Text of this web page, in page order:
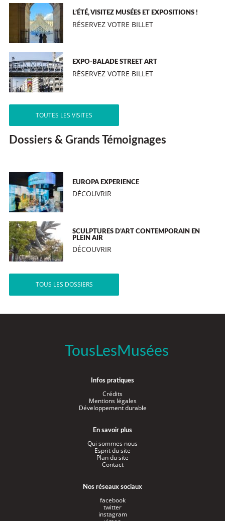
L’ÉTÉ, VISITEZ MUSÉES ET EXPOSITIONS !
RÉSERVEZ VOTRE BILLET
EXPO-BALADE STREET ART
RÉSERVEZ VOTRE BILLET
TOUTES LES VISITES
Dossiers & Grands Témoignages
EUROPA EXPERIENCE
DÉCOUVRIR
SCULPTURES D’ART CONTEMPORAIN EN
PLEIN AIR
DÉCOUVRIR
TOUS LES DOSSIERS
TousLesMusées
Infos pratiques
Crédits
Mentions légales
Développement durable
En savoir plus
Qui sommes nous
Esprit du site
Plan du site
Contact
Nos réseaux sociaux
facebook
twitter
instagram